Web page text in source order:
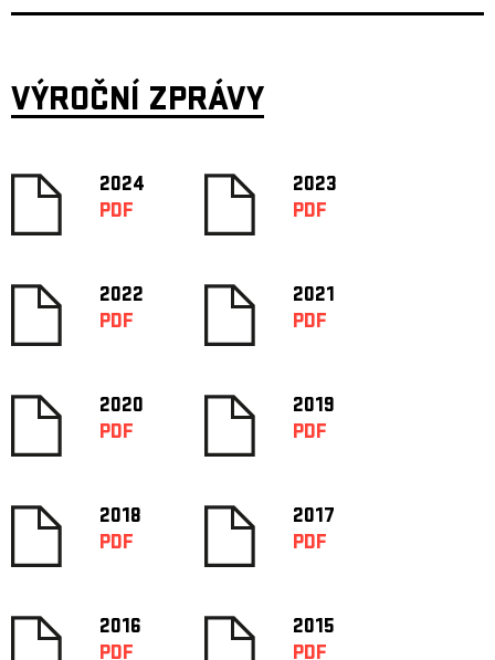
VÝROČNÍ ZPRÁVY
2024
PDF
2023
PDF
2022
PDF
2021
PDF
2020
PDF
2019
PDF
2018
PDF
2017
PDF
2016
2015